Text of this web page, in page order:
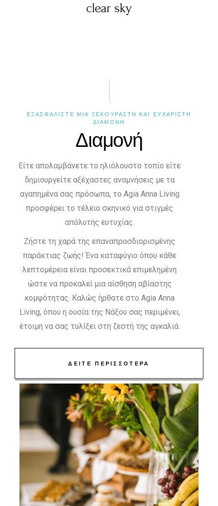
clear sky
ΕΞΑΣΦΑΛΙΣΤΕ ΜΙΑ ΞΕΚΟΥΡΑΣΤΗ ΚΑΙ ΕΥΧΑΡΙΣΤΗ
ΔΙΑΜΟΝΗ
Διαμονή
Είτε απολαμβάνετε το ηλιόλουστο τοπίο είτε
δημιουργείτε αξέχαστες αναμνήσεις με τα
αγαπημένα σας πρόσωπα, το Agia Anna Living
προσφέρει το τέλειο σκηνικό για στιγμές
απόλυτης ευτυχίας.
Ζήστε τη χαρά της επαναπροσδιορισμένης
παράκτιας ζωής! Ένα καταφύγιο όπου κάθε
λεπτομέρεια είναι προσεκτικά επιμελημένη
ώστε να προκαλεί μια αίσθηση αβίαστης
κομψότητας. Καλώς ήρθατε στο Agia Anna
Living, όπου η ουσία της Νάξου σας περιμένει,
έτοιμη να σας τυλίξει στη ζεστή της αγκαλιά.
ΔΕΙΤΕ ΠΕΡΙΣΣΟΤΕΡΑ